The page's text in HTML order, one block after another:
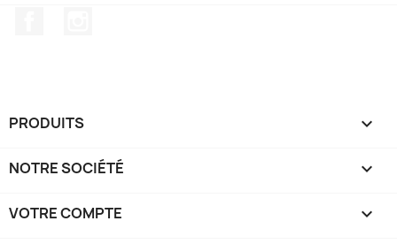
PRODUITS 
NOTRE SOCIÉTÉ 
VOTRE COMPTE 